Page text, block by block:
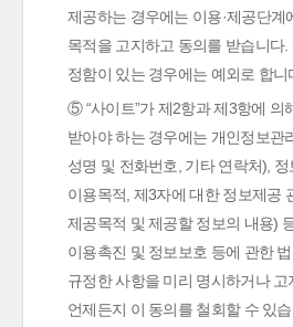
제공하는 경우에는 이용·제공단계
목적을 고지하고 동의를 받습니다.
정함이 있는 경우에는 예외로 합니
⑤ “사이트”가 제2항과 제3항에 의
받아야 하는 경우에는 개인정보관
성명 및 전화번호, 기타 연락처),
이용목적, 제3자에 대한 정보제공
제공목적 및 제공할 정보의 내용)
이용촉진 및 정보보호 등에 관한
규정한 사항을 미리 명시하거나
언제든지 이 동의를 철회할 수 있습